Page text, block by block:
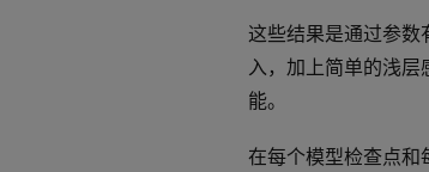
这些结果是通过参数
入，加上简单的浅
能。
在每个模型检查点和